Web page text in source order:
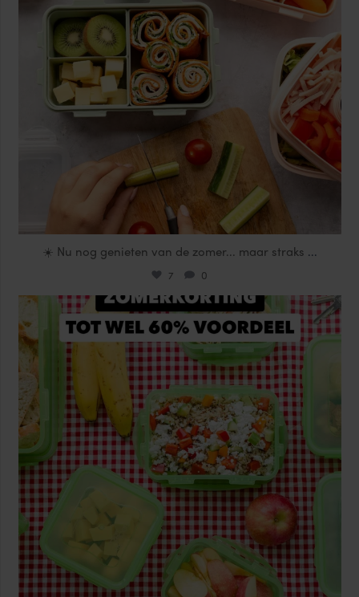
☀️ Nu nog genieten van de zomer... maar straks ...
7 0
locklocknl
Jul 25